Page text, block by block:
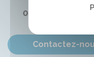
02 38 33 72 59
Contactez-